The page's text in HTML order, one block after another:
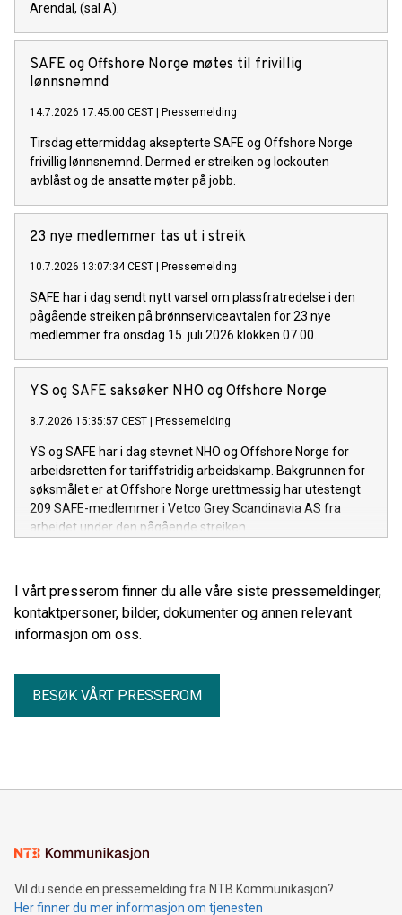
Arendal, (sal A).
SAFE og Offshore Norge møtes til frivillig
lønnsnemnd
14.7.2026 17:45:00 CEST Pressemelding
Tirsdag ettermiddag aksepterte SAFE og Offshore Norge
frivillig lønnsnemnd. Dermed er streiken og lockouten
avblåst og de ansatte møter på jobb.
23 nye medlemmer tas ut i streik
10.7.2026 13:07:34 CEST Pressemelding
SAFE har i dag sendt nytt varsel om plassfratredelse i den
pågående streiken på brønnserviceavtalen for 23 nye
medlemmer fra onsdag 15. juli 2026 klokken 07.00.
YS og SAFE saksøker NHO og Offshore Norge
8.7.2026 15:35:57 CEST Pressemelding
YS og SAFE har i dag stevnet NHO og Offshore Norge for
arbeidsretten for tariffstridig arbeidskamp. Bakgrunnen for
søksmålet er at Offshore Norge urettmessig har utestengt
209 SAFE-medlemmer i Vetco Grey Scandinavia AS fra
arbeidet under den pågående streiken.
I vårt presserom finner du alle våre siste pressemeldinger,
kontaktpersoner, bilder, dokumenter og annen relevant
informasjon om oss.
BESØK VÅRT PRESSEROM
Vil du sende en pressemelding fra NTB Kommunikasjon?
Her finner du mer informasjon om tjenesten